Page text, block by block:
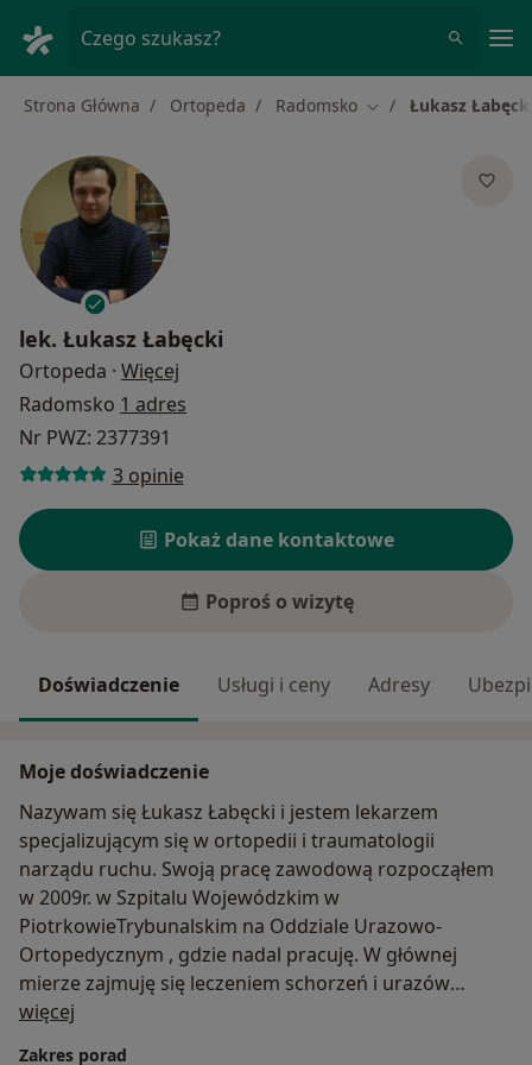
Czego szukasz?
Strona Główna Ortopeda Radomsko Zmień miasto
Łukasz
lek. Łukasz Łabęcki
Ortopeda · Więcej
Radomsko 1 adres
Nr PWZ: 2377391
3 opinie
Pokaż dane kontaktowe
Poproś o wizytę
Doświadczenie Usługi i ceny Adresy
Moje doświadczenie
Nazywam się Łukasz Łabęcki i jestem lekarzem
specjalizującym się w ortopedii i traumatologii
narządu ruchu. Swoją pracę zawodową rozpocząłem
w 2009r. w Szpitalu Wojewódzkim w
PiotrkowieTrybunalskim na Oddziale Urazowo-
Ortopedycznym , gdzie nadal pracuję. W głównej
mierze zajmuję się leczeniem schorzeń i urazów
narządu ruchu zarówno zachowawczym jak i
więcej
Zakres porad